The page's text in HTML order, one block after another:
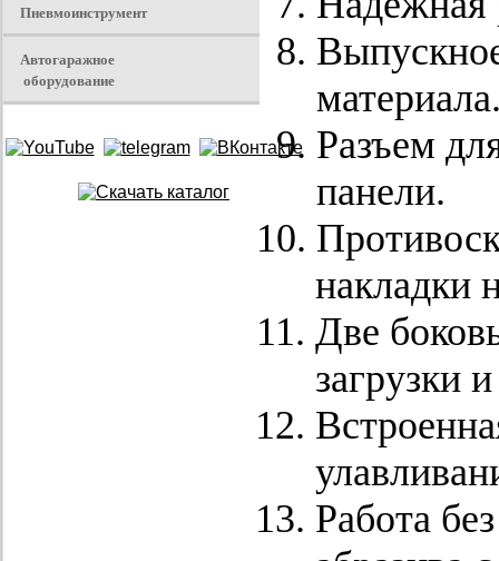
Пневмоинструмент
Автогаражное
оборудование
Разъем
панели.
накладки
Две
загрузки
Работа